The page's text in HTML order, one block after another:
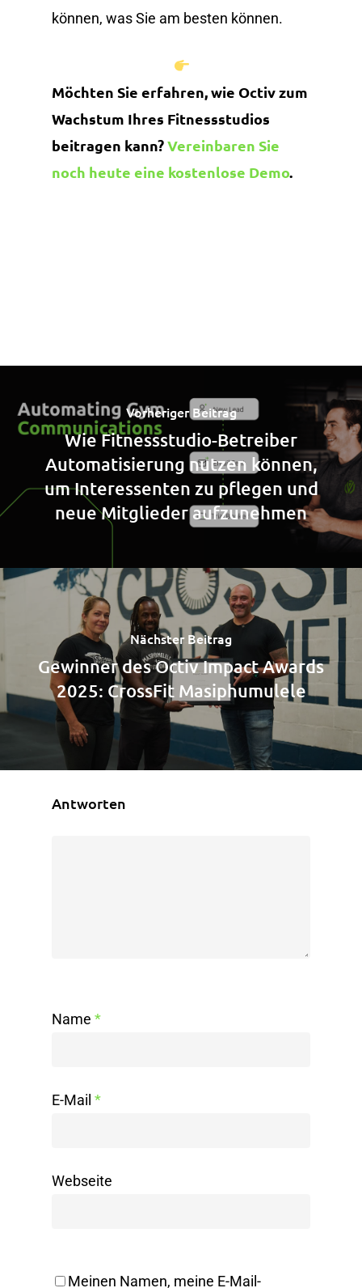
können, was Sie am besten können.
Möchten Sie erfahren, wie Octiv zum
Wachstum Ihres Fitnessstudios
beitragen kann?Vereinbaren Sie
noch heute eine kostenlose Demo.
Vorheriger Beitrag
Wie Fitnessstudio-Betreiber
Automatisierung nutzen können,
um Interessenten zu pflegen und
neue Mitglieder aufzunehmen
Nächster Beitrag
Gewinner des Octiv Impact Awards
2025: CrossFit Masiphumulele
Antworten
Name *
E-Mail *
Webseite
Meinen Namen, meine E-Mail-